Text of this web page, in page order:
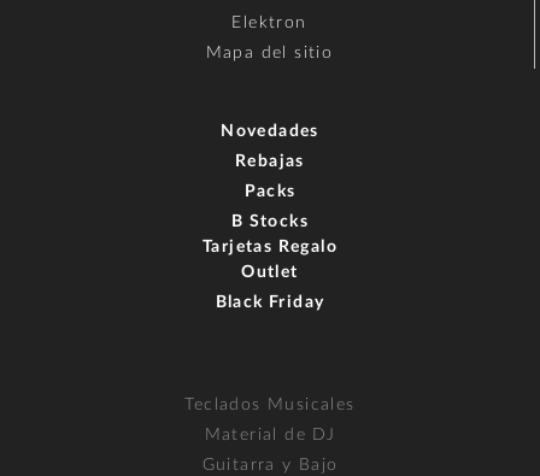
Elektron
Mapa del sitio
Novedades
Rebajas
Packs
B Stocks
Tarjetas Regalo
Outlet
Black Friday
Teclados Musicales
Material de DJ
Guitarra y Bajo